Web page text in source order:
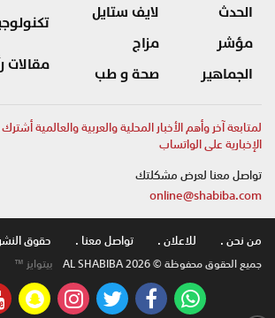
الحدث
مؤشر
الجماهير
لايف ستايل
مزاج
صحة و طب
مقالات
لمتابعة آخر وأهم الأخبار المحلية والعربية والعالمية
الإخبارية على الواتساب
تواصل معنا لعرض مشكلتك
online@shabiba.com
من نحن .
للاعلان . تواصل معنا . حقوق
جميع الحقوق محفوظة © AL SHABIBA 2026 بيتوايز ™